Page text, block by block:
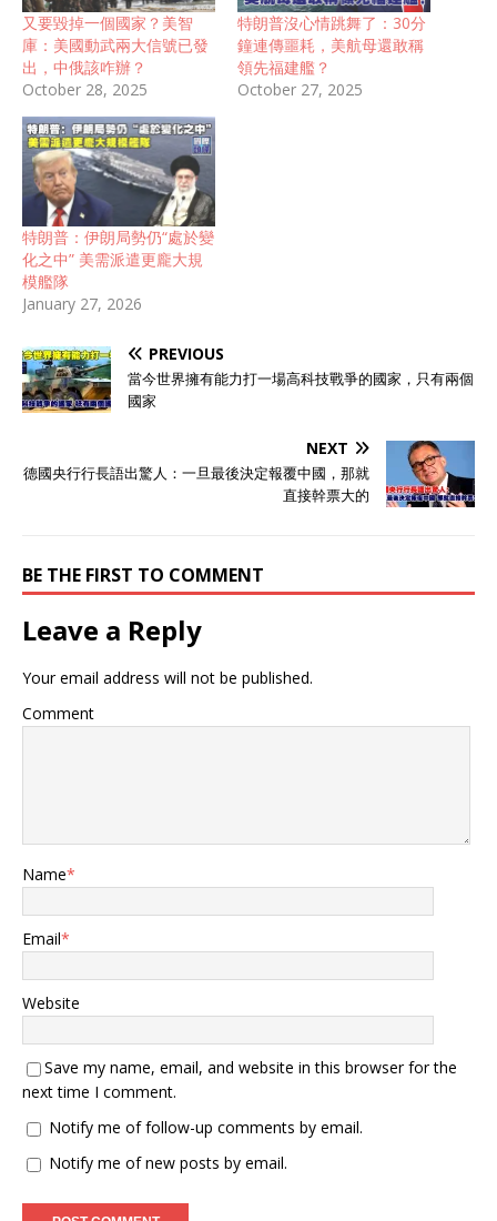
又要毀掉一個國家？美智
庫：美國動武兩大信號已發
出，中俄該咋辦？
October 28, 2025
特朗普沒心情跳舞了：30分
鐘連傳噩耗，美航母還敢稱
領先福建艦？
October 27, 2025
特朗普：伊朗局勢仍“處於變
化之中” 美需派遣更龐大規
模艦隊
January 27, 2026
PREVIOUS
當今世界擁有能力打一場高科技戰爭的國家，只有兩個
國家
NEXT
德國央行行長語出驚人：一旦最後決定報覆中國，那就
直接幹票大的
BE THE FIRST TO COMMENT
Leave a Reply
Your email address will not be published.
Comment
Name*
Email*
Website
Save my name, email, and website in this browser for the
next time I comment.
Notify me of follow-up comments by email.
Notify me of new posts by email.